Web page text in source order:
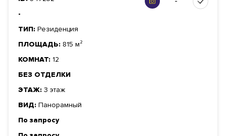
-
ТИП: Резиденция
ПЛОЩАДЬ: 815 м²
КОМНАТ: 12
БЕЗ ОТДЕЛКИ
ЭТАЖ: 3 этаж
ВИД: Панорамный
По запросу